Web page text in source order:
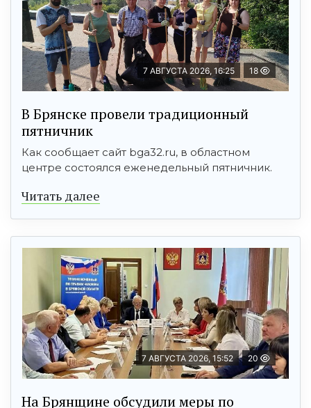
7 АВГУСТА 2026, 16:25 18
В Брянске провели традиционный
пятничник
Как сообщает сайт bga32.ru, в областном
центре состоялся еженедельный пятничник.
Читать далее
7 АВГУСТА 2026, 15:52 20
На Брянщине обсудили меры по